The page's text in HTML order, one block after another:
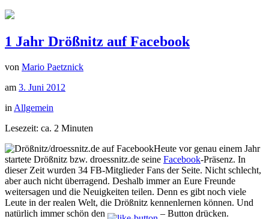
1 Jahr Drößnitz auf Facebook
von Mario Paetznick
am 3. Juni 2012
in Allgemein
Lesezeit: ca. 2 Minuten
Heute vor genau einem Jahr
startete Drößnitz bzw. droessnitz.de seine Facebook-Präsenz. In
dieser Zeit wurden 34 FB-Mitglieder Fans der Seite. Nicht schlecht,
aber auch nicht überragend. Deshalb immer an Eure Freunde
weitersagen und die Neuigkeiten teilen. Denn es gibt noch viele
Leute in der realen Welt, die Drößnitz kennenlernen können. Und
natürlich immer schön den
– Button drücken.